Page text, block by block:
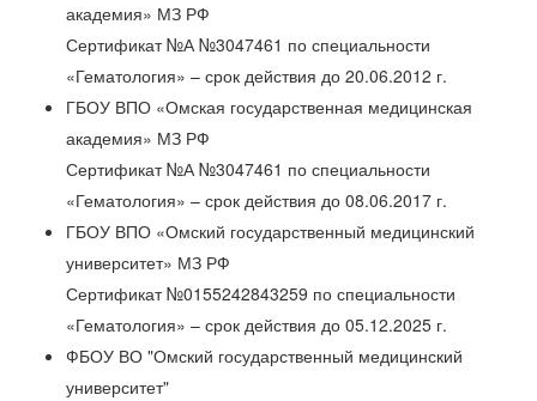
академия» МЗ РФ
Сертификат №А №3047461 по специальности
«Гематология» – срок действия до 20.06.2012 г.
ГБОУ ВПО «Омская государственная медицинская
академия» МЗ РФ
Сертификат №А №3047461 по специальности
«Гематология» – срок действия до 08.06.2017 г.
ГБОУ ВПО «Омский государственный медицинский
университет» МЗ РФ
Сертификат №0155242843259 по специальности
«Гематология» – срок действия до 05.12.2025 г.
ФБОУ ВО "Омский государственный медицинский
университет"